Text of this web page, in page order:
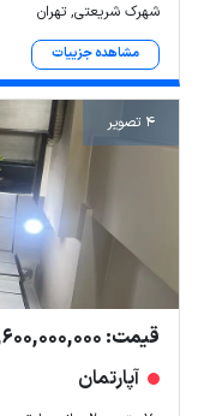
شهرک شریعتی, تهران
مشاهده جزییات
4 تصویر
قیمت: 5,600,000,000 تومان
آپارتمان